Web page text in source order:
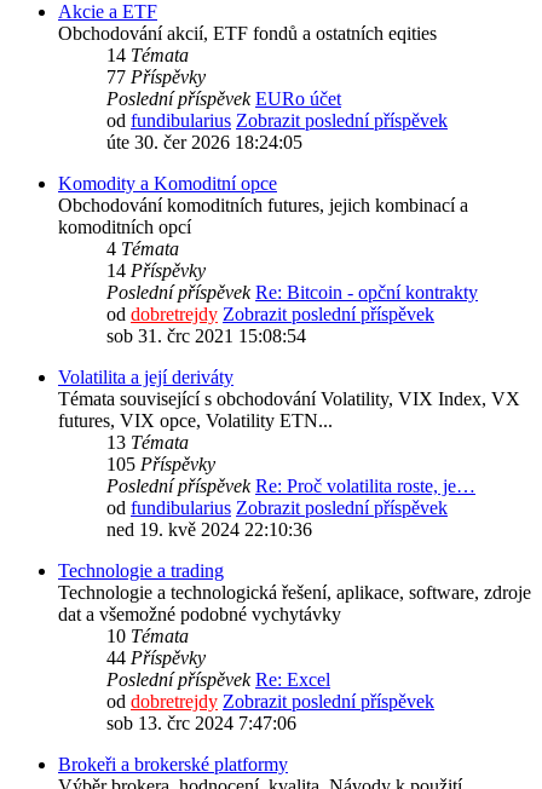
Akcie a ETF
Obchodování akcií, ETF fondů a ostatních eqities
14 Témata
77 Příspěvky
Poslední příspěvek EURo účet
od fundibularius Zobrazit poslední příspěvek
úte 30. čer 2026 18:24:05
Komodity a Komoditní opce
Obchodování komoditních futures, jejich kombinací a
komoditních opcí
4 Témata
14 Příspěvky
Poslední příspěvek Re: Bitcoin - opční kontrakty
od dobretrejdy Zobrazit poslední příspěvek
sob 31. črc 2021 15:08:54
Volatilita a její deriváty
Témata související s obchodování Volatility, VIX Index, VX
futures, VIX opce, Volatility ETN...
13 Témata
105 Příspěvky
Poslední příspěvek Re: Proč volatilita roste, je…
od fundibularius Zobrazit poslední příspěvek
ned 19. kvě 2024 22:10:36
Technologie a trading
Technologie a technologická řešení, aplikace, software, zdroje
dat a všemožné podobné vychytávky
10 Témata
44 Příspěvky
Poslední příspěvek Re: Excel
od dobretrejdy Zobrazit poslední příspěvek
sob 13. črc 2024 7:47:06
Brokeři a brokerské platformy